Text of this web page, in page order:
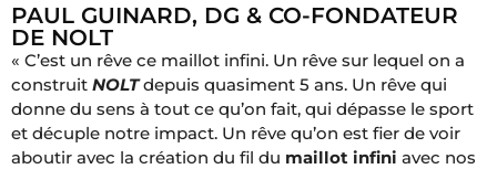
PAUL GUINARD, DG & CO-FONDATEUR
DE NOLT
« C’est un rêve ce maillot infini. Un rêve sur lequel on a
construit NOLTdepuis quasiment 5 ans. Un rêve qui
donne du sens à tout ce qu’on fait, qui dépasse le sport
et décuple notre impact. Un rêve qu’on est fier de voir
aboutir avec la création du fil du maillot infini avec nos